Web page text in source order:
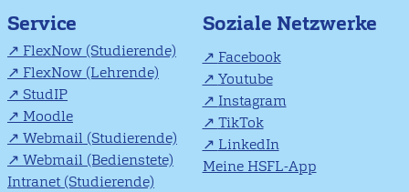
Service
FlexNow (Studierende)
FlexNow (Lehrende)
StudIP
Moodle
Webmail (Studierende)
Webmail (Bedienstete)
Intranet (Studierende)
Soziale Netzwerke
Facebook
Youtube
Instagram
TikTok
LinkedIn
Meine HSFL-App